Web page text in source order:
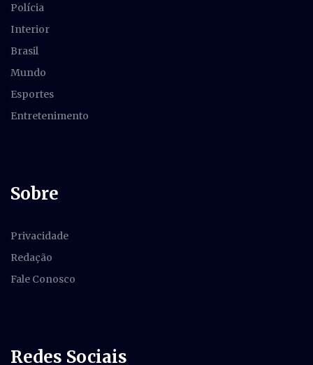
Polícia
Interior
Brasil
Mundo
Esportes
Entretenimento
Sobre
Privacidade
Redação
Fale Conosco
Redes Sociais